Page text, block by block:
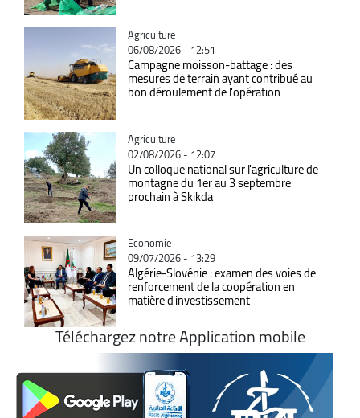
Catégorie
Agriculture
06/08/2026 - 12:51
Campagne moisson-battage : des
mesures de terrain ayant contribué au
bon déroulement de l'opération
Catégorie
Agriculture
02/08/2026 - 12:07
Un colloque national sur l'agriculture de
montagne du 1er au 3 septembre
prochain à Skikda
Catégorie
Economie
09/07/2026 - 13:29
Algérie-Slovénie : examen des voies de
renforcement de la coopération en
matière d'investissement
Téléchargez notre Application mobile